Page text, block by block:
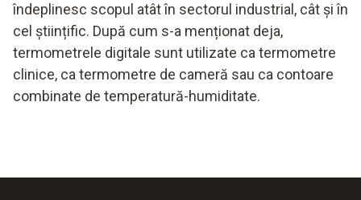
îndeplinesc scopul atât în sectorul industrial, cât și în
cel științific. După cum s-a menționat deja,
termometrele digitale sunt utilizate ca termometre
clinice, ca termometre de cameră sau ca contoare
combinate de temperatură-humiditate.